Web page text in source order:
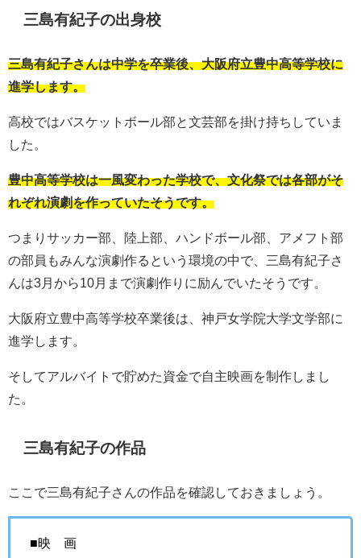
三島有紀子の出身校
三島有紀子さんは中学を卒業後、大阪府立豊中高等学校に
進学します。
高校ではバスケットボール部と文芸部を掛け持ちしていま
した。
豊中高等学校は一風変わった学校で、文化祭では各部がそ
れぞれ演劇を作っていたそうです。
つまりサッカー部、陸上部、ハンドボール部、アメフト部
の部員もみんな演劇作るという環境の中で、三島有紀子さ
んは3月から10月まで演劇作りに励んでいたそうです。
大阪府立豊中高等学校卒業後は、神戸女学院大学文学部に
進学します。
そしてアルバイトで貯めた資金で自主映画を制作しまし
た。
三島有紀子の作品
ここで三島有紀子さんの作品を確認しておきましょう。
■映 画